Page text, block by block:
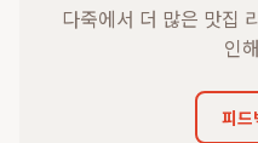
다죽에서 더 많은 맛집
인
피드